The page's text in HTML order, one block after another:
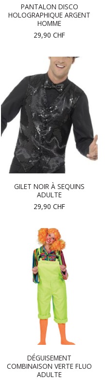
PANTALON DISCO
HOLOGRAPHIQUE ARGENT
HOMME
29,90 CHF
GILET NOIR À SEQUINS
ADULTE
29,90 CHF
DÉGUISEMENT
COMBINAISON VERTE FLUO
ADULTE